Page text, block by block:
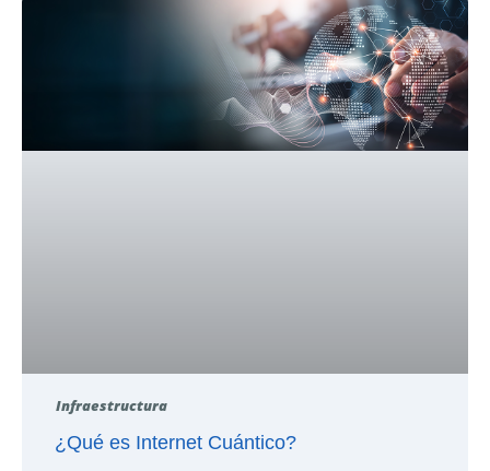
Infraestructura
¿Qué es Internet Cuántico?